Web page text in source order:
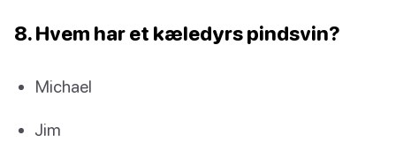
8. Hvem har et kæledyrs pindsvin?
Michael
Jim